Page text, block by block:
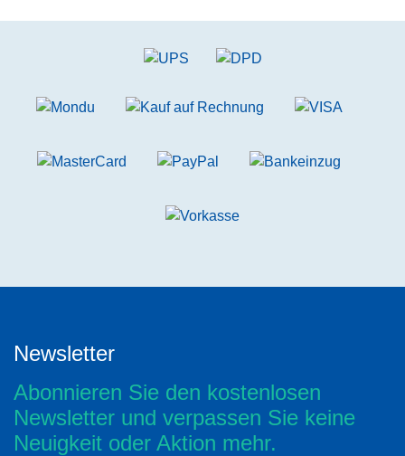
Newsletter
Abonnieren Sie den kostenlosen
Newsletter und verpassen Sie keine
Neuigkeit oder Aktion mehr.